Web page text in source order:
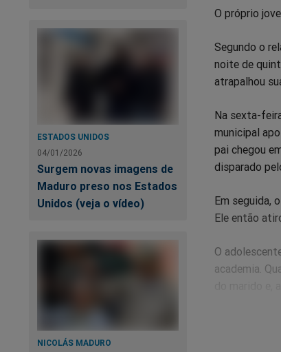
ESTADOS UNIDOS
04/01/2026
Surgem novas imagens de
Maduro preso nos Estados
Unidos (veja o vídeo)
NICOLÁS MADURO
O próprio
Segundo o
noite de
atrapalhou
Na sexta-
municipal
pai chegou
disparado
Em seguida,
Ele então
O
academia.
Na manhã
Segundo os